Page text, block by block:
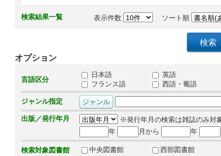
検索結果一覧 表示件数 ソート順
オプション
言語区分
日本語
英語
フランス語
西語・葡語
ジャンル指定
出版／発行年月
※発行年月の検索は雑誌のみ対
年
月から 年
検索対象図書館 中央図書館 西部図書館